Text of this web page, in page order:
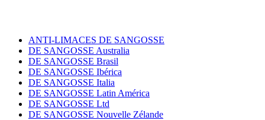
ANTI-LIMACES DE SANGOSSE
DE SANGOSSE Australia
DE SANGOSSE Brasil
DE SANGOSSE Ibérica
DE SANGOSSE Italia
DE SANGOSSE Latin América
DE SANGOSSE Ltd
DE SANGOSSE Nouvelle Zélande